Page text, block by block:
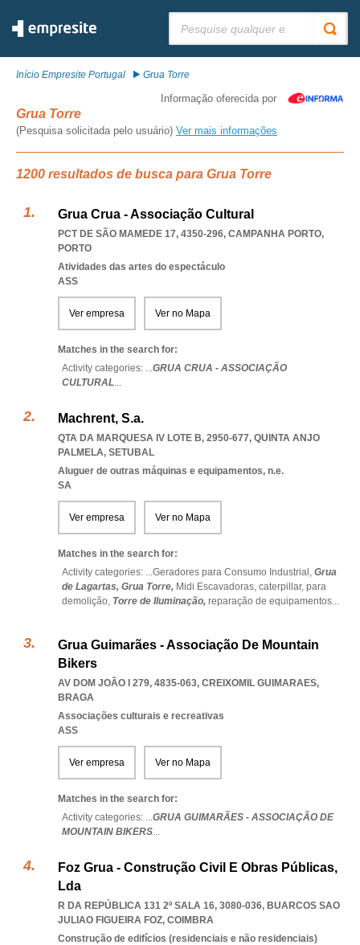
Início Empresite Portugal Grua Torre
Informação oferecida por
Grua Torre
(Pesquisa solicitada pelo usuário) Ver mais informações
1200 resultados de busca para Grua Torre
Grua Crua - Associação Cultural
PCT DE SÃO MAMEDE 17, 4350-296, CAMPANHA PORTO,
PORTO
Atividades das artes do espectáculo
ASS
Ver empresa Ver no Mapa
Matches in the search for:
Activity categories: ...GRUA CRUA - ASSOCIAÇÃO
CULTURAL...
Machrent, S.a.
QTA DA MARQUESA IV LOTE B, 2950-677, QUINTA ANJO
PALMELA, SETUBAL
Aluguer de outras máquinas e equipamentos, n.e.
SA
Ver empresa Ver no Mapa
Matches in the search for:
Activity categories: ...Geradores para Consumo Industrial, Grua
de Lagartas, Grua Torre, Midi Escavadoras, caterpillar, para
demolição, Torre de Iluminação, reparação de equipamentos...
Grua Guimarães - Associação De Mountain
Bikers
AV DOM JOÃO I 279, 4835-063, CREIXOMIL GUIMARAES,
BRAGA
Associações culturais e recreativas
ASS
Ver empresa Ver no Mapa
Matches in the search for:
Activity categories: ...GRUA GUIMARÃES - ASSOCIAÇÃO DE
MOUNTAIN BIKERS...
Foz Grua - Construção Civil E Obras Públicas,
Lda
R DA REPÚBLICA 131 2º SALA 16, 3080-036, BUARCOS SAO
JULIAO FIGUEIRA FOZ, COIMBRA
Construção de edifícios (residenciais e não residenciais)